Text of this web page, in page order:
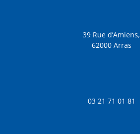
39 Rue d’Amiens,
62000 Arras
03 21 71 01 81